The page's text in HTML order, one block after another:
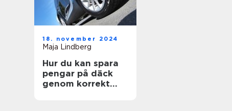
18. november 2024
Maja Lindberg
Hur du kan spara
pengar på däck
genom korrekt